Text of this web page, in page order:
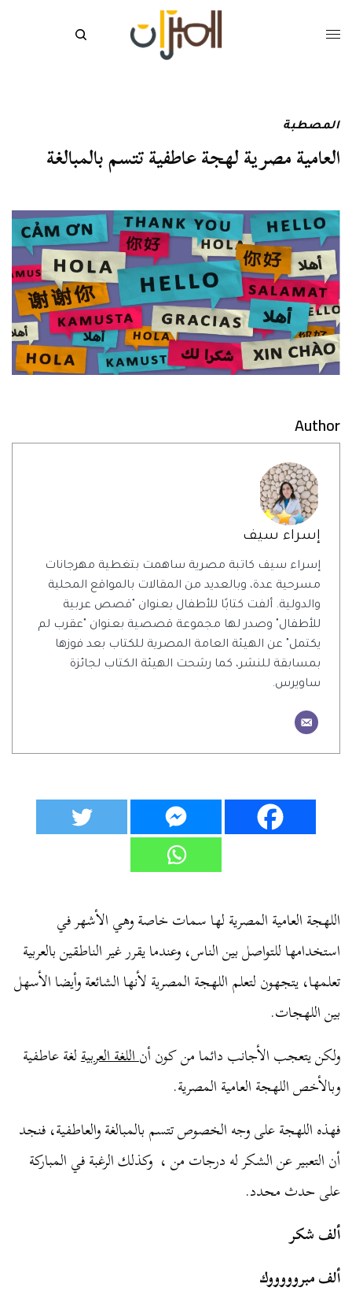
المصطبة
العامية مصرية لهجة عاطفية تتسم بالمبالغة
Author
إسراء سيف
إسراء سيف كاتبة مصرية ساهمت بتغطية مهرجانات
مسرحية عدة، وبالعديد من المقالات بالمواقع المحلية
والدولية. ألفت كتابًا للأطفال بعنوان "قصص عربية
للأطفال" وصدر لها مجموعة قصصية بعنوان "عقرب لم
يكتمل" عن الهيئة العامة المصرية للكتاب بعد فوزها
بمسابقة للنشر، كما رشحت الهيئة الكتاب لجائزة
ساويرس.
اللهجة العامية المصرية لها سمات خاصة وهي الأشهر في
استخدامها للتواصل بين الناس، وعندما يقرر غير الناطقين بالعربية
تعلمها، يتجهون لتعلم اللهجة المصرية لأنها الشائعة وأيضا الأسهل
بين اللهجات.
ولكن يتعجب الأجانب دائما من كون أناللغة العربيةلغة عاطفية
وبالأخص اللهجة العامية المصرية.
فهذه اللهجة على وجه الخصوص تتسم بالمبالغة والعاطفية، فنجد
أن التعبير عن الشكر له درجات من ، وكذلك الرغبة في المباركة
على حدث محدد.
ألف شكر
ألف مبروووووك